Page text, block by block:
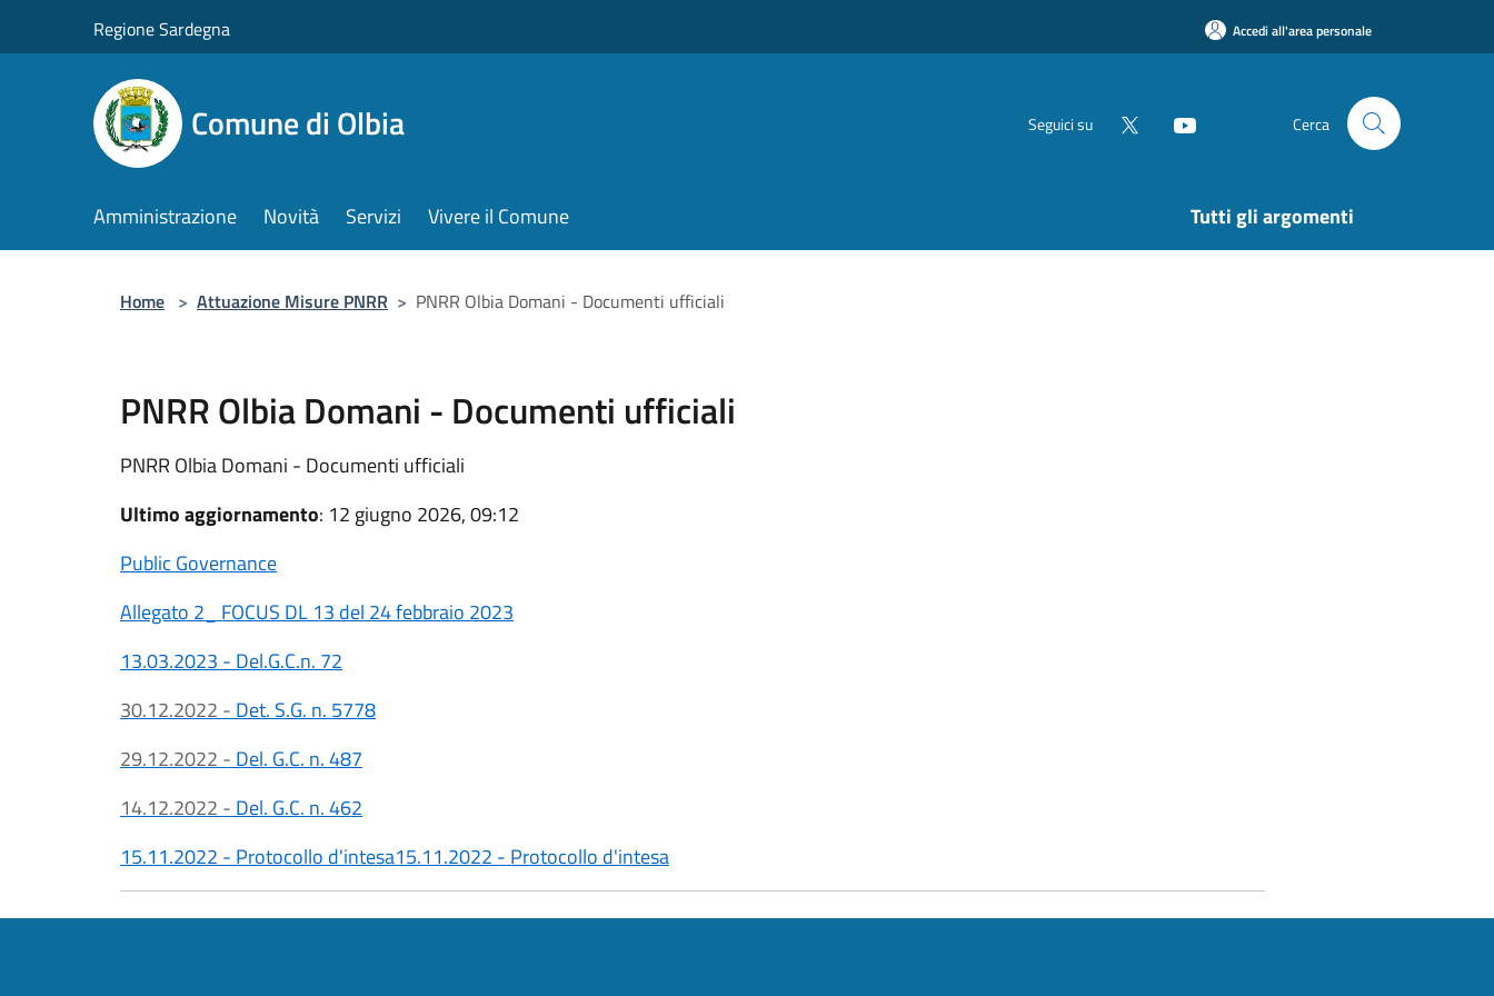
Regione Sardegna Accedi all'area personale
Comune di Olbia Seguici su Cerca
Amministrazione Novità Servizi Vivere il Comune Tutti gli argomenti
Home > Attuazione Misure PNRR > PNRR Olbia Domani - Documenti ufficiali
PNRR Olbia Domani - Documenti ufficiali
PNRR Olbia Domani - Documenti ufficiali
Ultimo aggiornamento: 12 giugno 2026, 09:12
Public Governance
Allegato 2_ FOCUS DL 13 del 24 febbraio 2023
13.03.2023 - Del.G.C.n. 72
30.12.2022 - Det. S.G. n. 5778
29.12.2022 - Del. G.C. n. 487
14.12.2022 - Del. G.C. n. 462
15.11.2022 - Protocollo d'intesa15.11.2022 - Protocollo d'intesa